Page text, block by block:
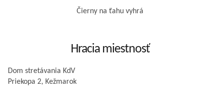
Čierny na ťahu vyhrá
Hracia miestnosť
Dom stretávania KdV
Priekopa 2, Kežmarok